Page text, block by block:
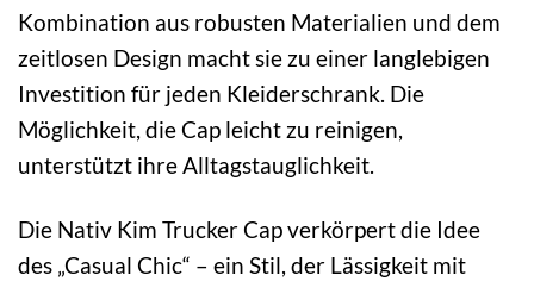
Kombination aus robusten Materialien und dem
zeitlosen Design macht sie zu einer langlebigen
Investition für jeden Kleiderschrank. Die
Möglichkeit, die Cap leicht zu reinigen,
unterstützt ihre Alltagstauglichkeit.
Die Nativ Kim Trucker Cap verkörpert die Idee
des „Casual Chic“ – ein Stil, der Lässigkeit mit